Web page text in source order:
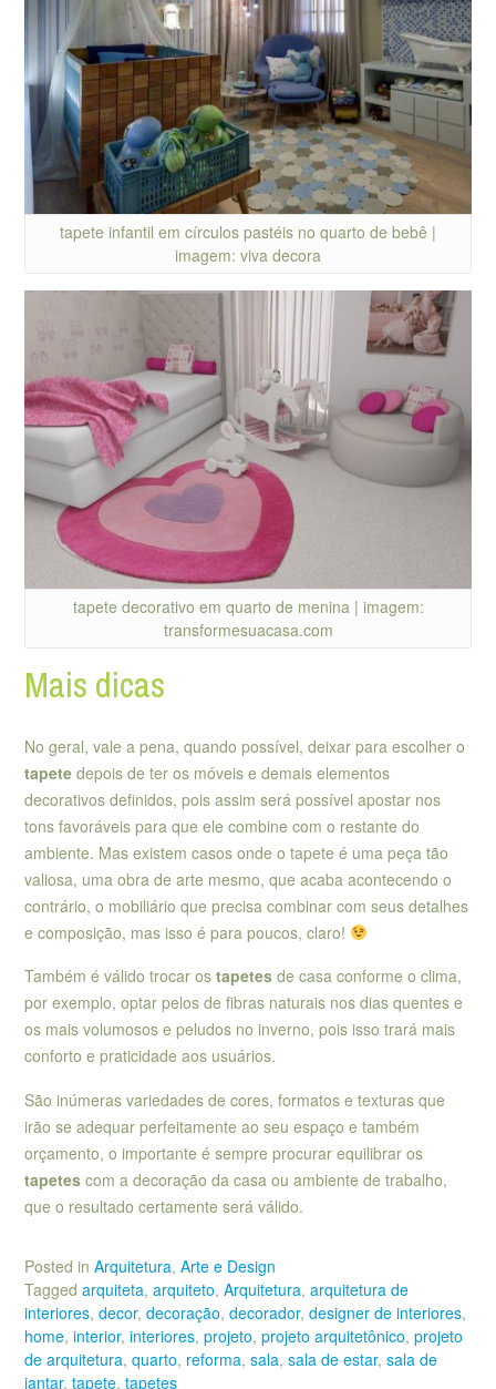
tapete infantil em círculos pastéis no quarto de bebê |
imagem: viva decora
tapete decorativo em quarto de menina | imagem:
transformesuacasa.com
Mais dicas
No geral, vale a pena, quando possível, deixar para escolher o
tapete depois de ter os móveis e demais elementos
decorativos definidos, pois assim será possível apostar nos
tons favoráveis para que ele combine com o restante do
ambiente. Mas existem casos onde o tapete é uma peça tão
valiosa, uma obra de arte mesmo, que acaba acontecendo o
contrário, o mobiliário que precisa combinar com seus detalhes
e composição, mas isso é para poucos, claro!
Também é válido trocar os tapetes de casa conforme o clima,
por exemplo, optar pelos de fibras naturais nos dias quentes e
os mais volumosos e peludos no inverno, pois isso trará mais
conforto e praticidade aos usuários.
São inúmeras variedades de cores, formatos e texturas que
irão se adequar perfeitamente ao seu espaço e também
orçamento, o importante é sempre procurar equilibrar os
tapetes com a decoração da casa ou ambiente de trabalho,
que o resultado certamente será válido.
Posted in Arquitetura, Arte e Design
Tagged arquiteta, arquiteto, Arquitetura, arquitetura de
interiores, decor, decoração, decorador, designer de interiores,
home, interior, interiores, projeto, projeto arquitetônico, projeto
de arquitetura, quarto, reforma, sala, sala de estar, sala de
jantar, tapete, tapetes